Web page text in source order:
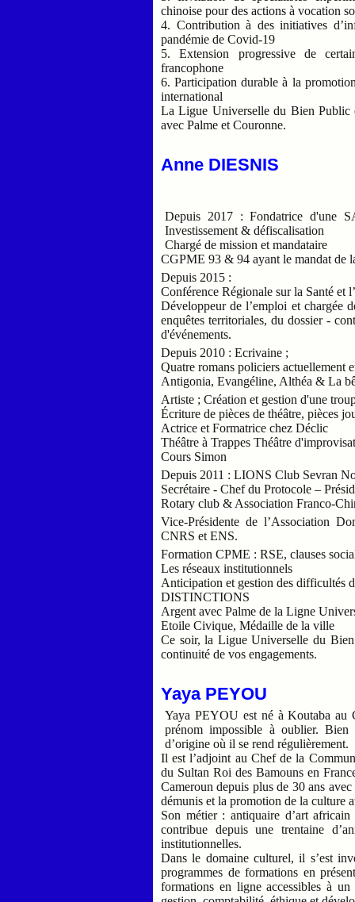
chinoise pour des actions à vocation
4. Contribution à des initiatives
pandémie de Covid-19
5. Extension progressive de
francophone
6. Participation durable à la
international
La Ligue Universelle du Bien Public
avec Palme et Couronne.
Anne DIESNIS
Depuis 2017 : Fondatrice d'une
Investissement & défiscalisation
Chargé de mission et mandataire
CGPME 93 & 94 ayant le mandat de
Depuis 2015 :
Conférence Régionale sur la Santé et
Développeur de l’emploi et chargée
enquêtes territoriales, du dossier -
d'événements.
Depuis 2010 : Ecrivaine ;
Quatre romans policiers actuellement
Antigonia, Evangéline, Althéa & La
Artiste ; Création et gestion d'une
Écriture de pièces de théâtre, pièces
Actrice et Formatrice chez Déclic
Théâtre à Trappes Théâtre
Cours Simon
Depuis 2011 : LIONS Club Sevran
Secrétaire - Chef du Protocole –
Rotary club & Association Franco-
Vice-Présidente de l’Association
CNRS et ENS.
Formation CPME : RSE, clauses
Les réseaux institutionnels
Anticipation et gestion des difficultés
DISTINCTIONS
Argent avec Palme de la Ligne
Etoile Civique, Médaille de la ville
Ce soir, la Ligue Universelle du
continuité de vos engagements.
Yaya PEYOU
Yaya PEYOU est né à Koutaba au
prénom impossible à oublier.
d’origine où il se rend régulièrement.
Il est l’adjoint au Chef de la
du Sultan Roi des Bamouns en
Cameroun depuis plus de 30 ans
démunis et la promotion de la culture
Son métier : antiquaire d’art
contribue depuis une trentaine
institutionnelles.
Dans le domaine culturel, il s’est
programmes de formations en
formations en ligne accessibles à